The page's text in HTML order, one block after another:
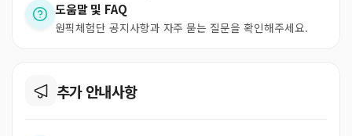
도움말 및 FAQ
원픽체험단 공지사항과 자주 묻는 질문을 확인해주세요.
추가 안내사항